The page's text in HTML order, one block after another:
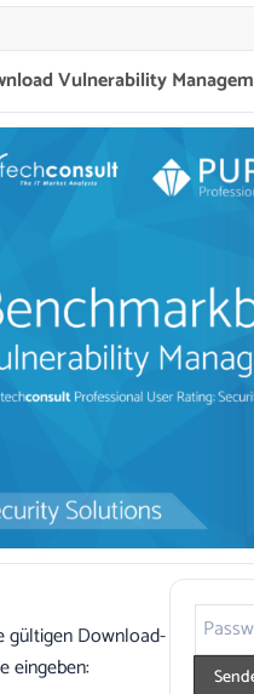
Vulnerability
gültigen Download-
eingeben: